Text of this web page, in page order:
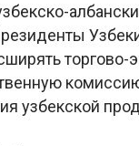
торгово-
узбекской